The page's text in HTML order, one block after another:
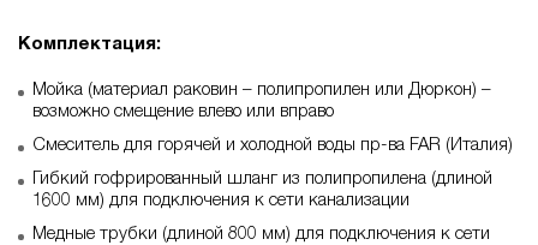
Комплектация:
Мойка (материал раковин – полипропилен или Дюркон) –
возможно смещение влево или вправо
Смеситель для горячей и холодной воды пр-ва FAR (Италия)
Гибкий гофрированный шланг из полипропилена (длиной
1600 мм) для подключения к сети канализации
Медные трубки (длиной 800 мм) для подключения к сети